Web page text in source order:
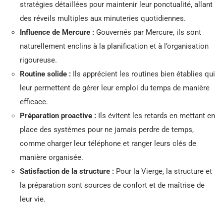
stratégies détaillées pour maintenir leur ponctualité, allant
des réveils multiples aux minuteries quotidiennes.
Influence de Mercure : Gouvernés par Mercure, ils sont
naturellement enclins à la planification et à l’organisation
rigoureuse.
Routine solide : Ils apprécient les routines bien établies qui
leur permettent de gérer leur emploi du temps de manière
efficace.
Préparation proactive : Ils évitent les retards en mettant en
place des systèmes pour ne jamais perdre de temps,
comme charger leur téléphone et ranger leurs clés de
manière organisée.
Satisfaction de la structure : Pour la Vierge, la structure et
la préparation sont sources de confort et de maîtrise de
leur vie.